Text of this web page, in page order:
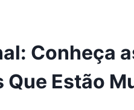
Conheça
Estão